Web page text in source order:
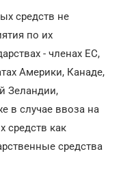
средств не
по их
- членах ЕС,
Америки, Канаде,
Зеландии,
в случае ввоза на
средств как
средства